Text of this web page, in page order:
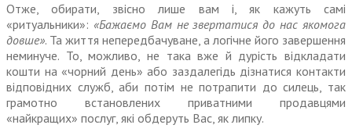
Отже, обирати, звісно лише вам і, як кажуть самі
«ритуальники»: «Бажаємо Вам не звертатися до нас якомога
довше». Та життя непередбачуване, а логічне його завершення
неминуче. То, можливо, не така вже й дурість відкладати
кошти на «чорний день» або заздалегідь дізнатися контакти
відповідних служб, аби потім не потрапити до силець, так
грамотно встановлених приват­ними продавцями
«найкращих» послуг, які обдеруть Вас, як липку.